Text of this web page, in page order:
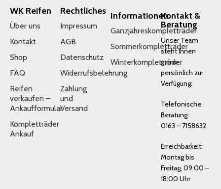
WK Reifen
Über uns
Kontakt
Shop
FAQ
Reifen
verkaufen –
Ankaufformular
Kompletträder
Ankauf
Rechtliches
Impressum
AGB
Datenschutz
Widerrufsbelehrung
Zahlung
und
Versand
Informationen
Ganzjahreskompletträder
Sommerkompletträder
Winterkompletträder
Kontakt &
Beratung
Unser Team
steht Ihnen
gerne
persönlich zur
Verfügung:
Telefonische
Beratung:
0163 – 7158632
Erreichbarkeit:
Montag bis
Freitag, 09:00 –
18:00 Uhr